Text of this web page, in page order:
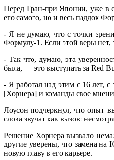
Перед Гран-при Японии, уже в
его самого, но и весь паддок
- Я не думаю, что с точки
Формулу-1. Если этой веры нет,
- Так что, думаю, эта
была, — это выступать за Red
- Я работал над этим с 16 лет,
[Хорнера] и команды свое
Лоусон подчеркнул, что опыт
слова звучат как вызов:
Решение Хорнера вызвало
другие уверены, что замена
новую главу в его карьере.